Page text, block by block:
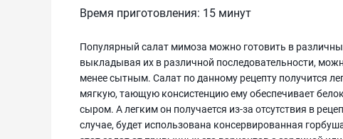
Время приготовления: 15 минут
Популярный салат мимоза можно готовить в
выкладывая их в различной последовательности,
менее сытным. Салат по данному рецепту получится
мягкую, тающую консистенцию ему обеспечивает
сыром. А легким он получается из-за отсутствия в
случае, будет использована консервированная